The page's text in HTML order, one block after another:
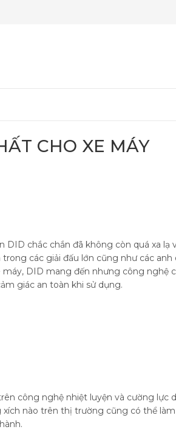
CHO XE MÁY
DID chắc chắn đã không còn quá xa lạ
các giải đấu lớn cũng như các anh
DID mang đến nhưng công nghệ
giác an toàn khi sử dụng.
công nghệ nhiệt luyện và cường lực
nào trên thị trường cũng có thể